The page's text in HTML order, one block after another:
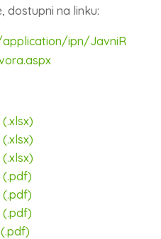
dostupni na linku:
ipn/JavniR
(.pdf)
(.pdf)
(.pdf)